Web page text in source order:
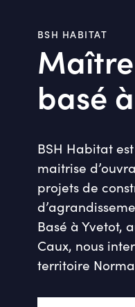
BSH HABITAT
basé
BSH Habitat
maitrise
projets de
Basé à Yvetot,
Caux, nous
territoire